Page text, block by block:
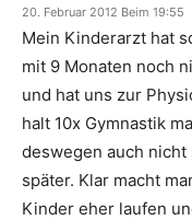
20. Februar 2012 Beim 19:55
Mein Kinderarzt hat
mit 9 Monaten noch
und hat uns zur
halt 10x Gymnastik
deswegen auch
später. Klar macht
Kinder eher laufen